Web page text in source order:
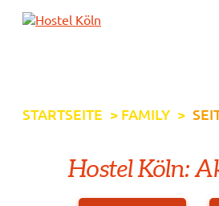
STARTSEITE > FAMILY >
Hostel Köln: